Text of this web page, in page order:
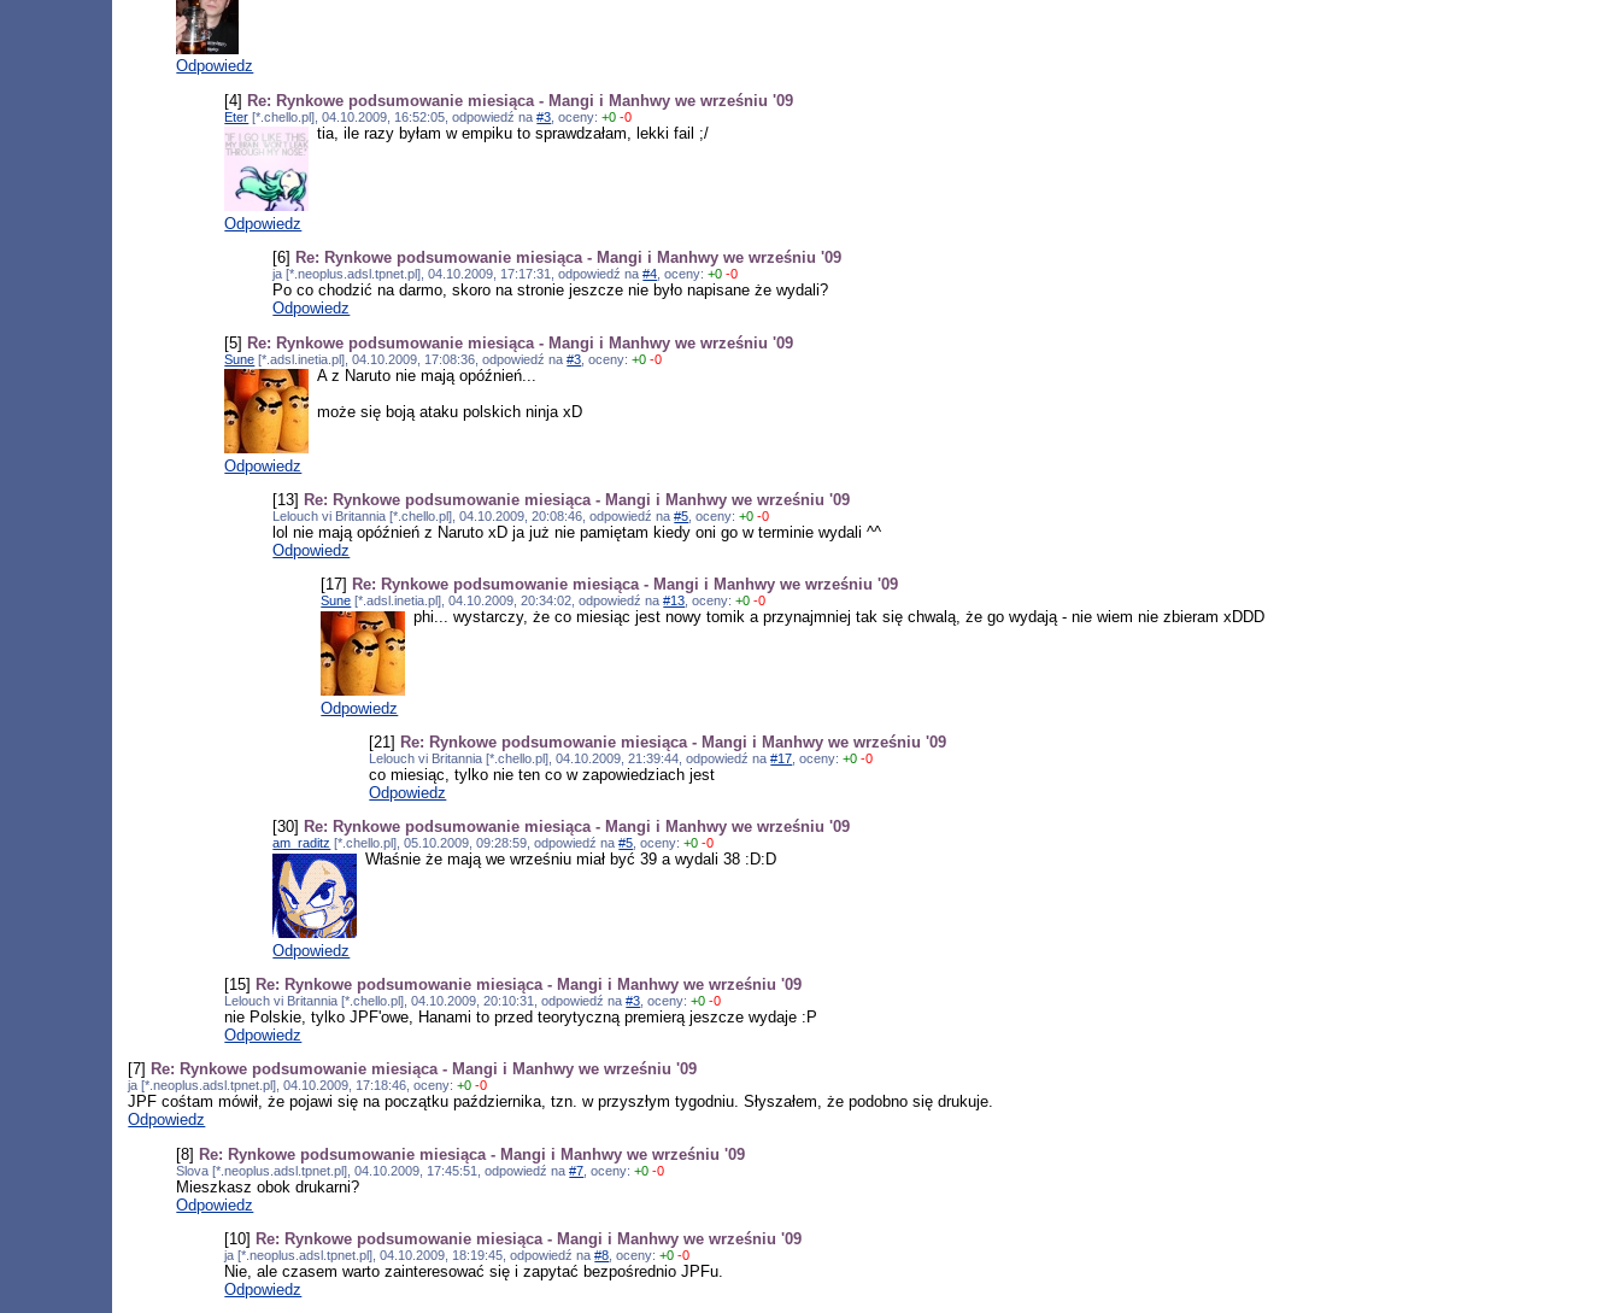
Odpowiedz
[4] Re: Rynkowe podsumowanie miesiąca - Mangi i Manhwy we wrześniu '09
Eter [*.chello.pl], 04.10.2009, 16:52:05, odpowiedź na#3 , oceny:+0 -0
tia, ile razy byłam w empiku to sprawdzałam, lekki fail ;/
Odpowiedz
[6] Re: Rynkowe podsumowanie miesiąca - Mangi i Manhwy we wrześniu '09
ja [*.neoplus.adsl.tpnet.pl], 04.10.2009, 17:17:31, odpowiedź na#4 , oceny:+0 -0
Po co chodzić na darmo, skoro na stronie jeszcze nie było napisane że wydali?
Odpowiedz
[5] Re: Rynkowe podsumowanie miesiąca - Mangi i Manhwy we wrześniu '09
Sune [*.adsl.inetia.pl], 04.10.2009, 17:08:36, odpowiedź na#3 , oceny:+0 -0
A z Naruto nie mają opóźnień...
może się boją ataku polskich ninja xD
Odpowiedz
[13] Re: Rynkowe podsumowanie miesiąca - Mangi i Manhwy we wrześniu '09
Lelouch vi Britannia [*.chello.pl], 04.10.2009, 20:08:46, odpowiedź na#5 , oceny:+0 -0
lol nie mają opóźnień z Naruto xD ja już nie pamiętam kiedy oni go w terminie wydali ^^
Odpowiedz
[17] Re: Rynkowe podsumowanie miesiąca - Mangi i Manhwy we wrześniu '09
Sune [*.adsl.inetia.pl], 04.10.2009, 20:34:02, odpowiedź na#13, oceny:+0 -0
phi... wystarczy, że co miesiąc jest nowy tomik a przynajmniej tak się chwalą, że go wydają - nie wiem nie zbieram xDDD
Odpowiedz
[21] Re: Rynkowe podsumowanie miesiąca - Mangi i Manhwy we wrześniu '09
Lelouch vi Britannia [*.chello.pl], 04.10.2009, 21:39:44, odpowiedź na#17 , oceny:+0 -0
co miesiąc, tylko nie ten co w zapowiedziach jest
Odpowiedz
[30] Re: Rynkowe podsumowanie miesiąca - Mangi i Manhwy we wrześniu '09
am_raditz [*.chello.pl], 05.10.2009, 09:28:59, odpowiedź na#5, oceny:+0 -0
Właśnie że mają we wrześniu miał być 39 a wydali 38 :D:D
Odpowiedz
[15] Re: Rynkowe podsumowanie miesiąca - Mangi i Manhwy we wrześniu '09
Lelouch vi Britannia [*.chello.pl], 04.10.2009, 20:10:31, odpowiedź na#3 , oceny:+0 -0
nie Polskie, tylko JPF'owe, Hanami to przed teorytyczną premierą jeszcze wydaje :P
Odpowiedz
[7] Re: Rynkowe podsumowanie miesiąca - Mangi i Manhwy we wrześniu '09
ja [*.neoplus.adsl.tpnet.pl], 04.10.2009, 17:18:46, oceny:+0 -0
JPF cośtam mówił, że pojawi się na początku października, tzn. w przyszłym tygodniu. Słyszałem, że podobno się drukuje.
Odpowiedz
[8] Re: Rynkowe podsumowanie miesiąca - Mangi i Manhwy we wrześniu '09
Slova [*.neoplus.adsl.tpnet.pl], 04.10.2009, 17:45:51, odpowiedź na#7 , oceny:+0 -0
Mieszkasz obok drukarni?
Odpowiedz
[10] Re: Rynkowe podsumowanie miesiąca - Mangi i Manhwy we wrześniu '09
ja [*.neoplus.adsl.tpnet.pl], 04.10.2009, 18:19:45, odpowiedź na#8 , oceny:+0 -0
Nie, ale czasem warto zainteresować się i zapytać bezpośrednio JPFu.
Odpowiedz